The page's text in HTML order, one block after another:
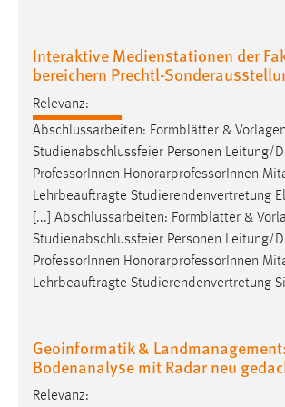
Interaktive Medienstationen der
bereichern Prechtl-
Relevanz:
Abschlussarbeiten: Formblätter &
Studienabschlussfeier Personen Leitung/
Professor Innen HonorarprofessorInnen
Lehrbeauftragte Studierendenvertretung
[...] Abschlussarbeiten: Formblätter &
Studienabschlussfeier Personen Leitung/
Professor Innen HonorarprofessorInnen
Lehrbeauftragte Studierendenvertretung
Geoinformatik & Landmanagement:
Bodenanalyse mit Radar neu
Relevanz: